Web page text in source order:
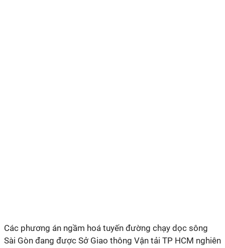
Các phương án ngầm hoá tuyến đường chạy dọc sông
Sài Gòn đang được Sở Giao thông Vận tải TP HCM nghiên